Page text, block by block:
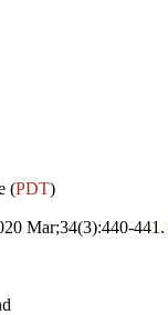
(PDT)
Mar;34(3):440-441.